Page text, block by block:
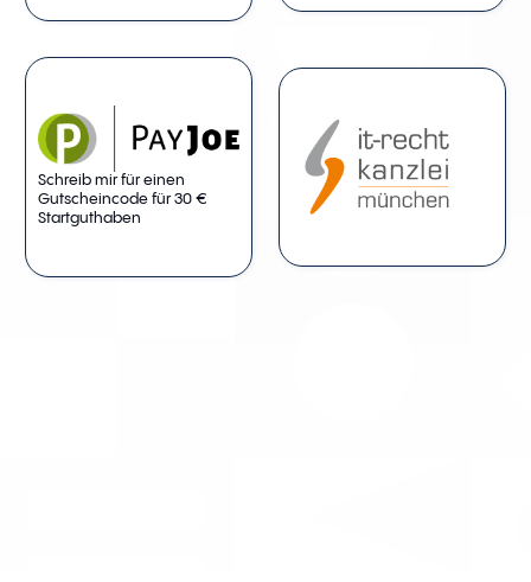
Schreib mir für einen
Gutscheincode für 30 €
Startguthaben